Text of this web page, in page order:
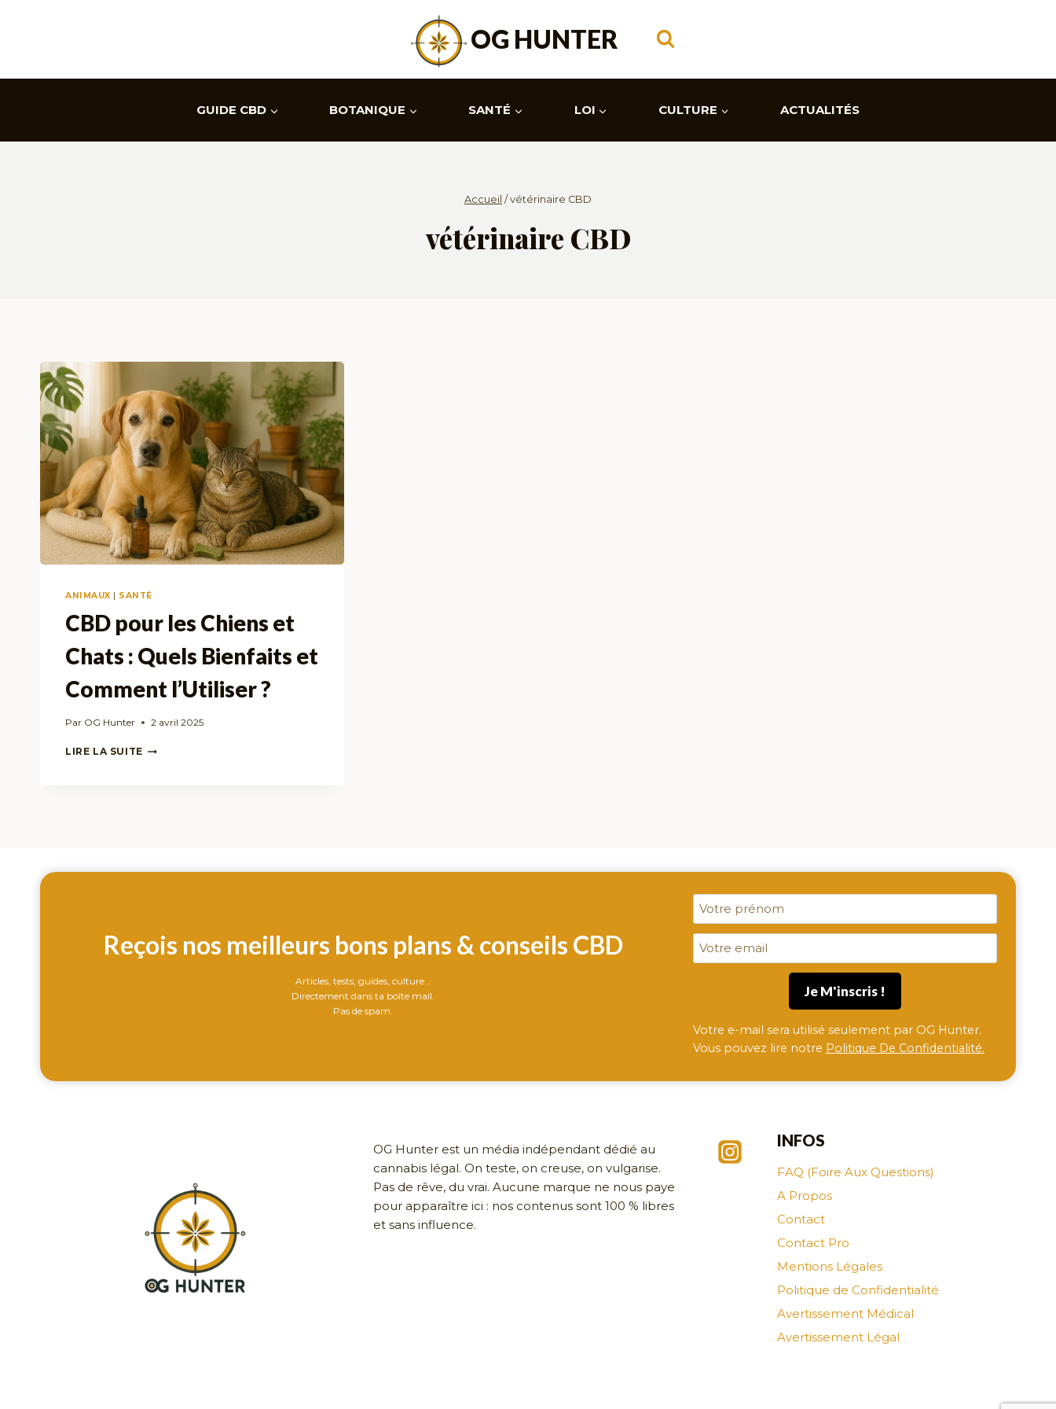
OG HUNTER
GUIDE CBD BOTANIQUE SANTÉ LOI CULTURE ACTUALITÉS
Accueil / vétérinaire CBD
vétérinaire CBD
ANIMAUX SANTÉ
CBD pour les Chiens et
Chats : Quels Bienfaits et
Comment l’Utiliser ?
Par OG Hunter 2 avril 2025
LIRE LA SUITECBD
Reçois nos meilleurs bons plans & conseils CBD
Articles, tests, guides, culture…
Directement dans ta boîte mail.
Pas de spam.
Votre e-mail sera utilisé seulement par OG Hunter.
Vous pouvez lire notre Politique De Confidentialité.
OG Hunter est un média indépendant dédié au
cannabis légal. On teste, on creuse, on vulgarise.
Pas de rêve, du vrai. Aucune marque ne nous paye
pour apparaître ici : nos contenus sont 100 % libres
et sans influence.
INFOS
FAQ (Foire Aux Questions)
A Propos
Contact
Contact Pro
Mentions Légales
Politique de Confidentialité
Avertissement Médical
Avertissement Légal